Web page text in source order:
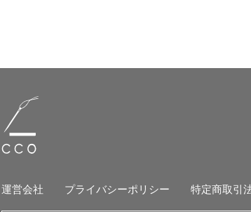
運営会社 プライバシーポリシー 特定商取引